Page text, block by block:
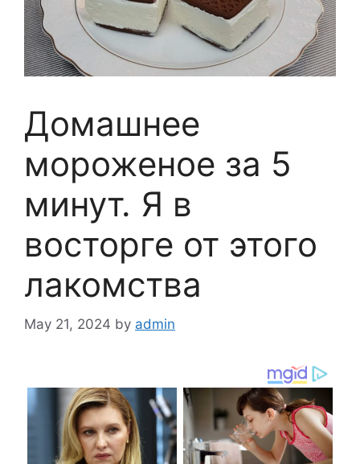
Домашнее
мороженое за 5
минут. Я в
восторге от этого
лакомства
May 21, 2024 by admin